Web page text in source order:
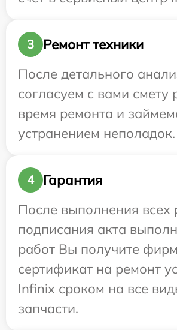
3
Ремонт техники
После детального
согласуем с вами смету
время ремонта и
устранением неполадок.
4
Гарантия
После выполнения всех
подписания акта
работ Вы получите
сертификат на ремонт
Infinix сроком на все
запчасти.